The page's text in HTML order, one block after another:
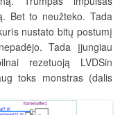
Bet to neužteko. Tada
nustato bitų postumį
Tada įjungiau
rezetuoją LVDSin
toks monstras (dalis